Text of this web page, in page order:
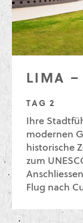
LIMA –
TAG 2
Ihre
modernen
historische
zum
Flug nach